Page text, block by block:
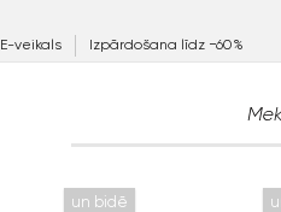
veikals Izpārdošana līdz −60%
un bidē